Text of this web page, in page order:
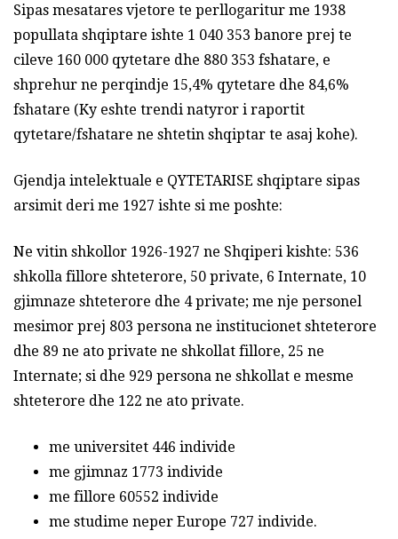
Sipas mesatares vjetore te perllogaritur me 1938
popullata shqiptare ishte 1 040 353 banore prej te
cileve 160 000 qytetare dhe 880 353 fshatare, e
shprehur ne perqindje 15,4% qytetare dhe 84,6%
fshatare (Ky eshte trendi natyror i raportit
qytetare/fshatare ne shtetin shqiptar te asaj kohe).
Gjendja intelektuale e QYTETARISE shqiptare sipas
arsimit deri me 1927 ishte si me poshte:
Ne vitin shkollor 1926-1927 ne Shqiperi kishte: 536
shkolla fillore shteterore, 50 private, 6 Internate, 10
gjimnaze shteterore dhe 4 private; me nje personel
mesimor prej 803 persona ne institucionet shteterore
dhe 89 ne ato private ne shkollat fillore, 25 ne
Internate; si dhe 929 persona ne shkollat e mesme
shteterore dhe 122 ne ato private.
me universitet 446 individe
me gjimnaz 1773 individe
me fillore 60552 individe
me studime neper Europe 727 individe.